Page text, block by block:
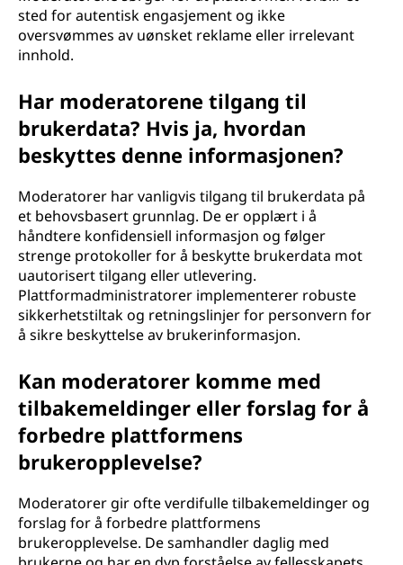
sted for autentisk engasjement og ikke
oversvømmes av uønsket reklame eller irrelevant
innhold.
Har moderatorene tilgang til
brukerdata? Hvis ja, hvordan
beskyttes denne informasjonen?
Moderatorer har vanligvis tilgang til brukerdata på
et behovsbasert grunnlag. De er opplært i å
håndtere konfidensiell informasjon og følger
strenge protokoller for å beskytte brukerdata mot
uautorisert tilgang eller utlevering.
Plattformadministratorer implementerer robuste
sikkerhetstiltak og retningslinjer for personvern for
å sikre beskyttelse av brukerinformasjon.
Kan moderatorer komme med
tilbakemeldinger eller forslag for å
forbedre plattformens
brukeropplevelse?
Moderatorer gir ofte verdifulle tilbakemeldinger og
forslag for å forbedre plattformens
brukeropplevelse. De samhandler daglig med